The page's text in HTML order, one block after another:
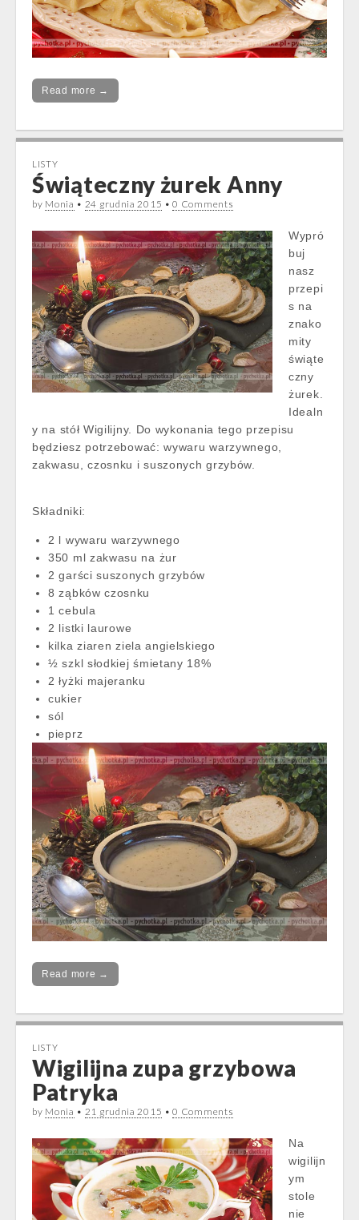
Read more →
LISTY
Świąteczny żurek Anny
by Monia • 24 grudnia 2015 •0 Comments
Wypró
buj
nasz
przepi
s na
znako
mity
świąte
czny
żurek.
Idealn
y na stół Wigilijny. Do wykonania tego przepisu
będziesz potrzebować: wywaru warzywnego,
zakwasu, czosnku i suszonych grzybów.
Składniki:
2 l wywaru warzywnego
350 ml zakwasu na żur
2 garści suszonych grzybów
8 ząbków czosnku
1 cebula
2 listki laurowe
kilka ziaren ziela angielskiego
½ szkl słodkiej śmietany 18%
2 łyżki majeranku
cukier
sól
pieprz
Read more →
LISTY
Wigilijna zupa grzybowa
Patryka
by Monia • 21 grudnia 2015 •0 Comments
Na
wigilijn
ym
stole
nie